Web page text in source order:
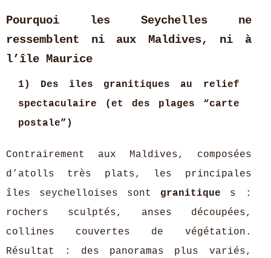
Pourquoi les Seychelles ne
ressemblent ni aux Maldives, ni à
l’île Maurice
1) Des îles granitiques au relief
spectaculaire (et des plages “carte
postale”)
Contrairement aux Maldives, composées
d’atolls très plats, les principales
îles seychelloises sont granitique s :
rochers sculptés, anses découpées,
collines couvertes de végétation.
Résultat : des panoramas plus variés,